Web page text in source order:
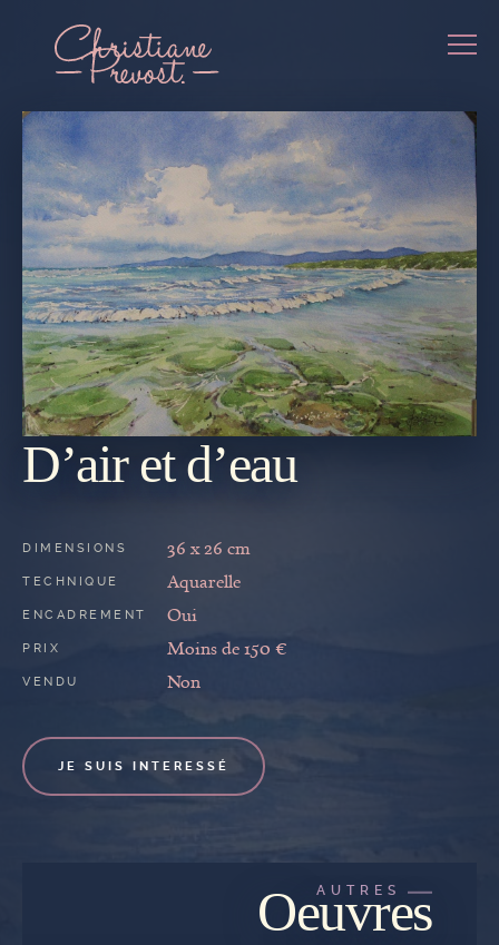
REVENIR
À LA
D’air et d’eau
DIMENSIONS 36 x 26 cm
TECHNIQUE Aquarelle
ENCADREMENT Oui
PRIX Moins de 150 €
VENDU Non
JE SUIS INTERESSÉ
AUTRES
Oeuvres